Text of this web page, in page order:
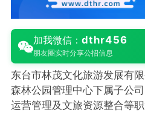
加我微信： dthr456
朋友圈实时分享公招信息
东台市林茂文化旅游发展有
森林公园管理中心下属子公
运营管理及文旅资源整合等